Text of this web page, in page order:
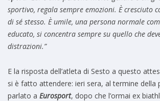
sportivo, regala sempre emozioni. È cresciuto
di sé stesso. È umile, una persona normale
educato, si concentra sempre su quello che
distrazioni.”
E la risposta dell’atleta di Sesto a questo
si è fatto attendere: ieri sera, al termine della
parlato a Eurosport, dopo che l’ormai ex